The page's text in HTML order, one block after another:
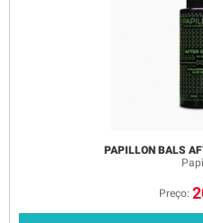
PAPILLON BALS
Preço: